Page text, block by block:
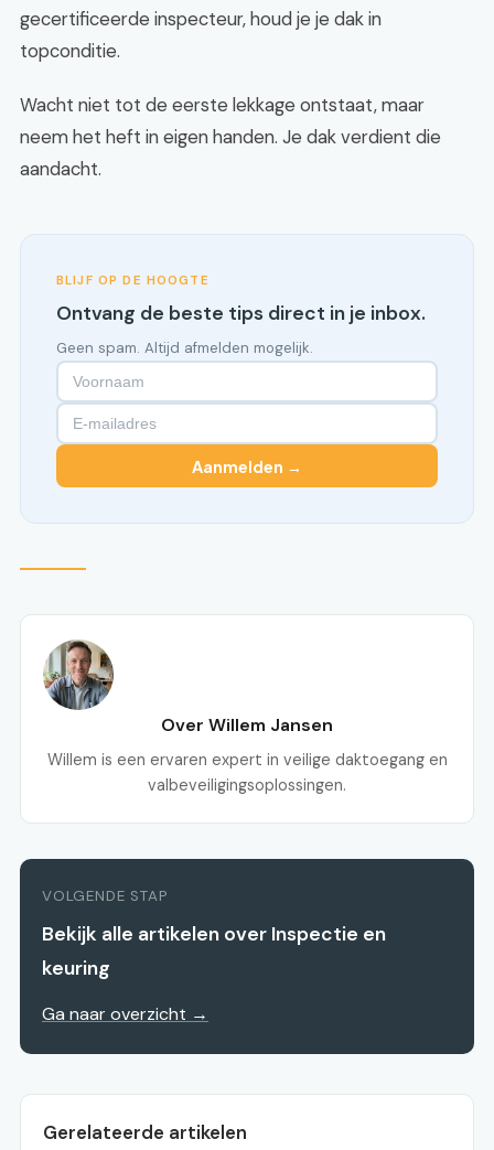
gecertificeerde inspecteur, houd je je dak in
topconditie.
Wacht niet tot de eerste lekkage ontstaat, maar
neem het heft in eigen handen. Je dak verdient die
aandacht.
BLIJF OP DE HOOGTE
Ontvang de beste tips direct in je inbox.
Geen spam. Altijd afmelden mogelijk.
Aanmelden →
Over Willem Jansen
Willem is een ervaren expert in veilige daktoegang en
valbeveiligingsoplossingen.
VOLGENDE STAP
Bekijk alle artikelen over Inspectie en
keuring
Ga naar overzicht →
Gerelateerde artikelen